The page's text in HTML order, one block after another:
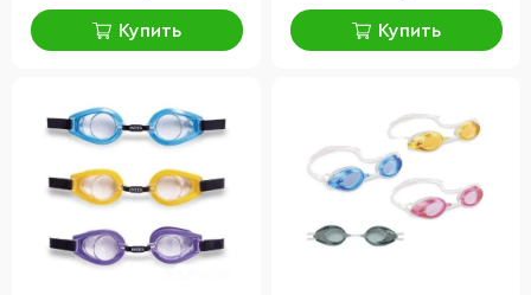
Купить Купить